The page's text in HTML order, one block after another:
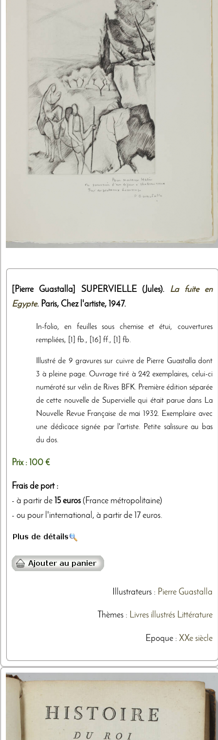
[Pierre Guastalla] SUPERVIELLE (Jules). La fuite en
Egypte. Paris, Chez l'artiste, 1947.
In-folio, en feuilles sous chemise et étui, couvertures
rempliées, [1] fb., [16] ff., [1] fb.
Illustré de 9 gravures sur cuivre de Pierre Guastalla dont
3 à pleine page. Ouvrage tiré à 242 exemplaires, celui-ci
numéroté sur vélin de Rives BFK. Première édition séparée
de cette nouvelle de Supervielle qui était parue dans La
Nouvelle Revue Française de mai 1932. Exemplaire avec
une dédicace signée par l'artiste. Petite salissure au bas
du dos.
Prix : 100 €
Frais de port :
- à partir de 15 euros (France métropolitaine)
- ou pour l'international, à partir de 17 euros.
Illustrateurs: Pierre Guastalla
Thèmes: Livres illustrés Littérature
Epoque : XXe siècle